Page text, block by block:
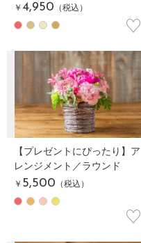
￥ 4,950 （税込）
♡
【プレゼントにぴったり】ア
レンジメント／ラウンド
￥ 5,500 （税込）
♡